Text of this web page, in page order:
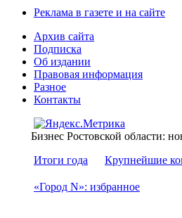
Реклама в газете и на сайте
Архив сайта
Подписка
Об издании
Правовая информация
Разное
Контакты
Бизнес Ростовской области:
Итоги года
Крупнейшие
«Город N»: избранное